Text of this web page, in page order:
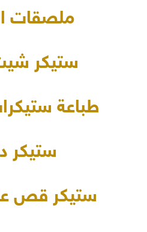
ملصقات
ستيكر
طباعة
ستيكر
ستيكر قص